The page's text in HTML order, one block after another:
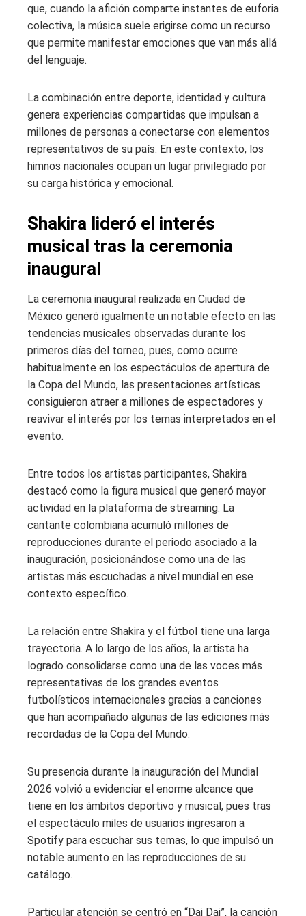
que, cuando la afición comparte instantes de euforia
colectiva, la música suele erigirse como un recurso
que permite manifestar emociones que van más allá
del lenguaje.
La combinación entre deporte, identidad y cultura
genera experiencias compartidas que impulsan a
millones de personas a conectarse con elementos
representativos de su país. En este contexto, los
himnos nacionales ocupan un lugar privilegiado por
su carga histórica y emocional.
Shakira lideró el interés
musical tras la ceremonia
inaugural
La ceremonia inaugural realizada en Ciudad de
México generó igualmente un notable efecto en las
tendencias musicales observadas durante los
primeros días del torneo, pues, como ocurre
habitualmente en los espectáculos de apertura de
la Copa del Mundo, las presentaciones artísticas
consiguieron atraer a millones de espectadores y
reavivar el interés por los temas interpretados en el
evento.
Entre todos los artistas participantes, Shakira
destacó como la figura musical que generó mayor
actividad en la plataforma de streaming. La
cantante colombiana acumuló millones de
reproducciones durante el periodo asociado a la
inauguración, posicionándose como una de las
artistas más escuchadas a nivel mundial en ese
contexto específico.
La relación entre Shakira y el fútbol tiene una larga
trayectoria. A lo largo de los años, la artista ha
logrado consolidarse como una de las voces más
representativas de los grandes eventos
futbolísticos internacionales gracias a canciones
que han acompañado algunas de las ediciones más
recordadas de la Copa del Mundo.
Su presencia durante la inauguración del Mundial
2026 volvió a evidenciar el enorme alcance que
tiene en los ámbitos deportivo y musical, pues tras
el espectáculo miles de usuarios ingresaron a
Spotify para escuchar sus temas, lo que impulsó un
notable aumento en las reproducciones de su
catálogo.
Particular atención se centró en “Dai Dai”, la canción